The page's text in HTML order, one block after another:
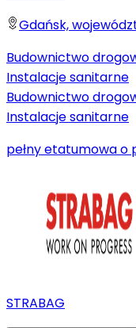
Gdańsk,
Budownictwo
Instalacje sanitarne
Budownictwo
Instalacje sanitarne
pełny etatumowa o
STRABAG